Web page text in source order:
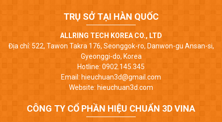
TRỤ SỞ TẠI HÀN QUỐC
ALLRING TECH KOREA CO., LTD
Địa chỉ: 522, Tawon Takra 176, Seonggok-ro, Danwon-gu Ansan-si,
Gyeonggi-do, Korea
Hotline: 0902.145.345
Email: hieuchuan3d@gmail.com
Website: hieuchuan3d.com
CÔNG TY CỔ PHẦN HIỆU CHUẨN 3D VINA